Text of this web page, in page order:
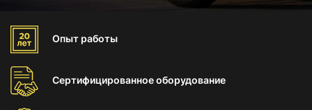
Опыт работы
Сертифицированноеоборудование